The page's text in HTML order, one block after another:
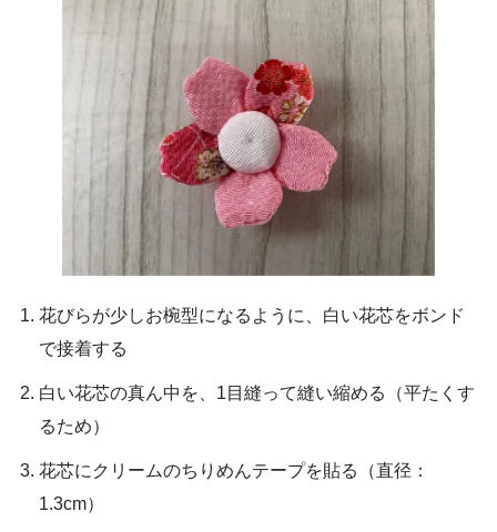
花びらが少しお椀型になるように、白い花芯をボンド
で接着する
白い花芯の真ん中を、1目縫って縫い縮める（平たくす
るため）
花芯にクリームのちりめんテープを貼る（直径：
1.3cm）